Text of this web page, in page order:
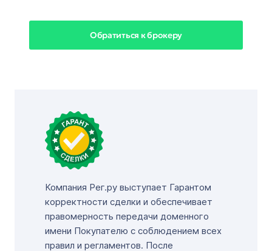
Обратиться к брокеру
Компания Рег.ру выступает Гарантом
корректности сделки и обеспечивает
правомерность передачи доменного
имени Покупателю с соблюдением всех
правил и регламентов. После